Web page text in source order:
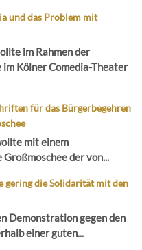
und das Problem mit
im Rahmen der
im Kölner Comedia-Theater
für das Bürgerbegehren
mit einem
der von...
gering die Solidarität mit den
Demonstration gegen den
einer guten...